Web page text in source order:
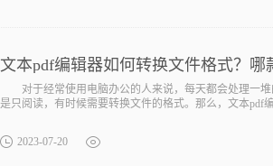
文本pdf编辑器如何转换文件格式？哪
对于经常使用电脑办公的人来说，每天都会处理一堆
是只阅读，有时候需要转换文件的格式。那么，文本pdf
2023-07-20